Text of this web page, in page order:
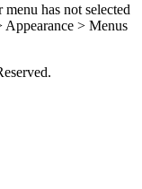
menu has not selected
Appearance > Menus